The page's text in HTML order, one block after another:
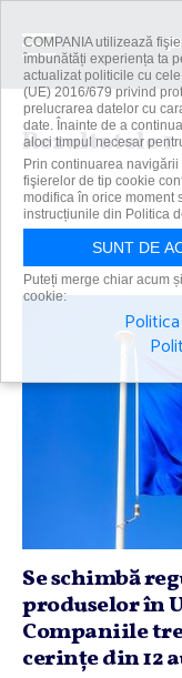
Rezultatele 1
Caută
Se schimbă
produselor în
Companiile
cerinţe din 12
COMPANIA utilizează
îmbunătăți experiența ta
actualizat politicile cu
(UE) 2016/679 privind
prelucrarea datelor cu
date. Înainte de a
aloci timpul necesar
Prin continuarea
fişierelor de tip cookie
modifica în orice moment
instrucțiunile din Politica
SUNT DE
Puteți merge chiar acum
cookie: